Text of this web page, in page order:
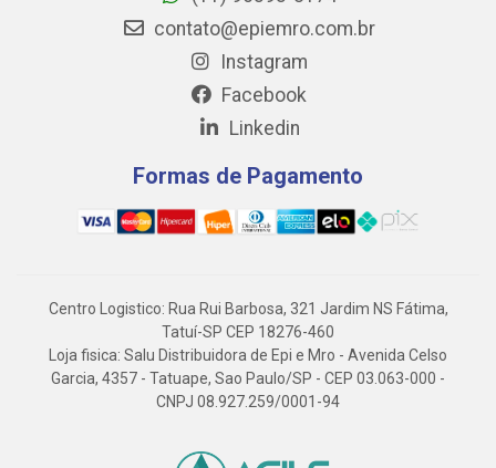
contato@epiemro.com.br
Instagram
Facebook
Linkedin
Formas de Pagamento
Centro Logistico: Rua Rui Barbosa, 321 Jardim NS Fátima,
Tatuí-SP CEP 18276-460
Loja fisica: Salu Distribuidora de Epi e Mro - Avenida Celso
Garcia, 4357 - Tatuape, Sao Paulo/SP - CEP 03.063-000 -
CNPJ 08.927.259/0001-94